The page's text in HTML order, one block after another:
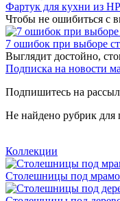
Фартук для кухни из
Чтобы не ошибиться с
7 ошибок при выборе
Выглядит достойно,
Подписка на новости
Подпишитесь на
Не найдено рубрик для
Коллекции
Столешницы под